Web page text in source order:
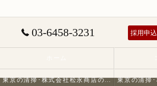
03-6458-3231 採用申込
東京の清掃･株式会社松永商店の口コミ情報